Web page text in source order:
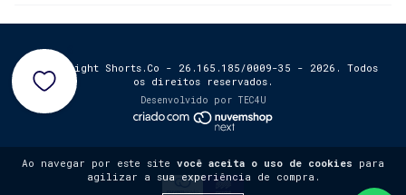
Ao navegar por este site você aceita o uso de cookies para
agilizar a sua experiência de compra.
© Copyright Shorts.Co - 26.165.185/0009-35 - 2026. Todos
os direitos reservados.
Desenvolvido por TEC4U